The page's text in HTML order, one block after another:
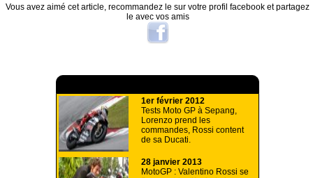
Vous avez aimé cet article, recommandez le sur votre profil facebook et partagez
le avec vos amis
1er février 2012
Tests Moto GP à Sepang,
Lorenzo prend les
commandes, Rossi content
de sa Ducati.
28 janvier 2013
MotoGP : Valentino Rossi se